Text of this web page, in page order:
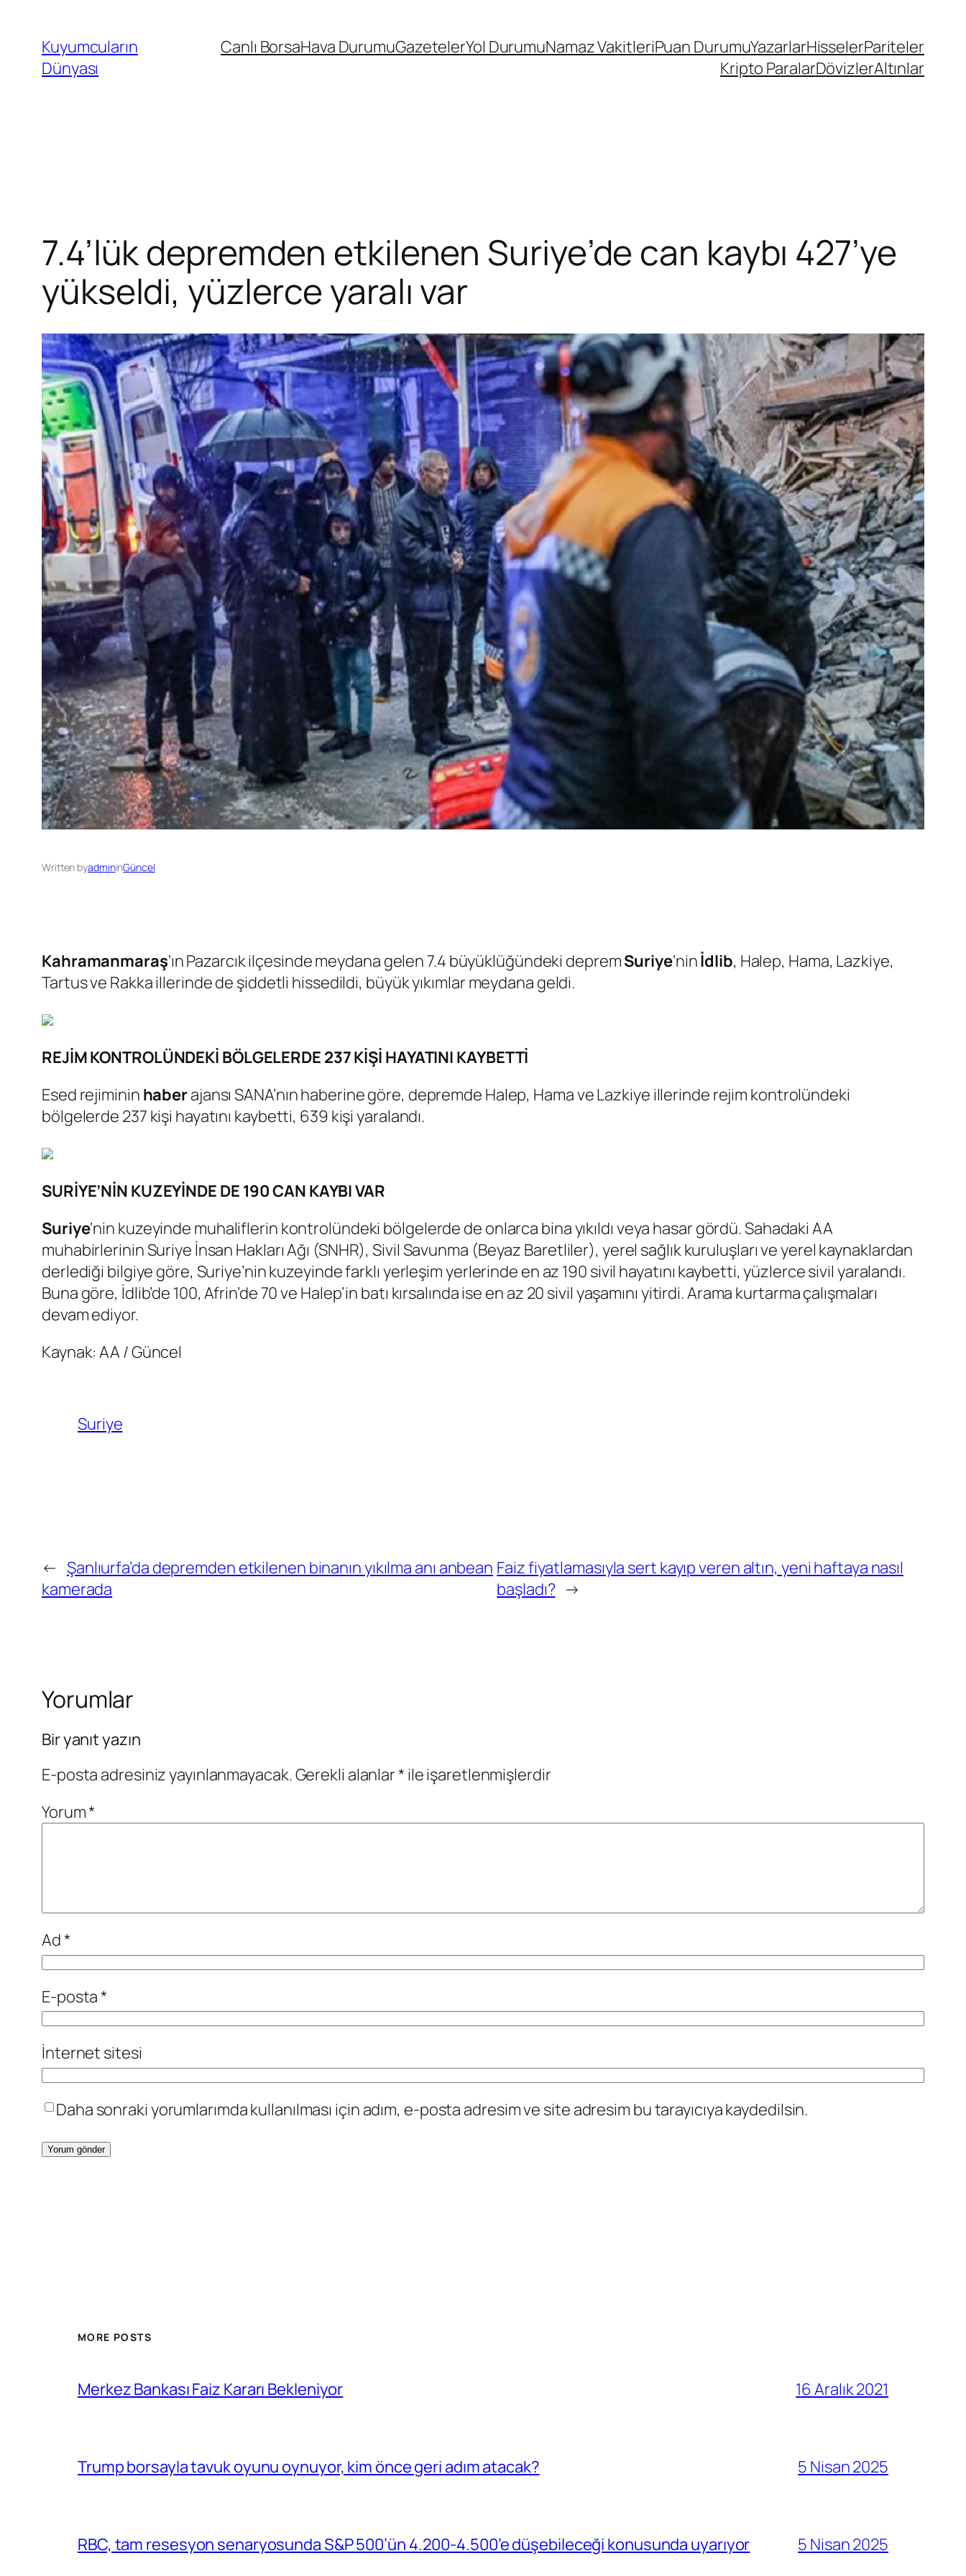
Kuyumcuların
Dünyası
Canlı BorsaHava DurumuGazetelerYol DurumuNamaz VakitleriPuan DurumuYazarlarHisselerPariteler
Kripto ParalarDövizlerAltınlar
7.4’lük depremden etkilenen Suriye’de can kaybı 427’ye
yükseldi, yüzlerce yaralı var
Written byadmininGüncel
Kahramanmaraş‘ın Pazarcık ilçesinde meydana gelen 7.4 büyüklüğündeki depremSuriye‘ninİdlib, Halep, Hama, Lazkiye,
Tartus ve Rakka illerinde de şiddetli hissedildi, büyük yıkımlar meydana geldi.
REJİM KONTROLÜNDEKİ BÖLGELERDE 237 KİŞİ HAYATINI KAYBETTİ
Esed rejiminin haberajansı SANA’nın haberine göre, depremde Halep, Hama ve Lazkiye illerinde rejim kontrolündeki
bölgelerde 237 kişi hayatını kaybetti, 639 kişi yaralandı.
SURİYE’NİN KUZEYİNDE DE 190 CAN KAYBI VAR
Suriye‘nin kuzeyinde muhaliflerin kontrolündeki bölgelerde de onlarca bina yıkıldı veya hasar gördü. Sahadaki AA
muhabirlerinin Suriye İnsan Hakları Ağı (SNHR), Sivil Savunma (Beyaz Baretliler), yerel sağlık kuruluşları ve yerel kaynaklardan
derlediği bilgiye göre, Suriye’nin kuzeyinde farklı yerleşim yerlerinde en az 190 sivil hayatını kaybetti, yüzlerce sivil yaralandı.
Buna göre, İdlib’de 100, Afrin’de 70 ve Halep’in batı kırsalında ise en az 20 sivil yaşamını yitirdi. Arama kurtarma çalışmaları
devam ediyor.
Kaynak: AA / Güncel
Suriye
← Şanlıurfa’da depremden etkilenen binanın yıkılma anı anbean
kamerada
Faiz fiyatlamasıyla sert kayıp veren altın, yeni haftaya nasıl
başladı? →
Yorumlar
Bir yanıt yazın
E-posta adresiniz yayınlanmayacak.Gerekli alanlar* ile işaretlenmişlerdir
Yorum*
Ad*
E-posta*
İnternet sitesi
Daha sonraki yorumlarımda kullanılması için adım, e-posta adresim ve site adresim bu tarayıcıya kaydedilsin.
MORE POSTS
Merkez Bankası Faiz Kararı Bekleniyor 16 Aralık 2021
Trump borsayla tavuk oyunu oynuyor, kim önce geri adım atacak? 5 Nisan 2025
RBC, tam resesyon senaryosunda S&P 500’ün 4.200-4.500’e düşebileceği konusunda uyarıyor 5 Nisan 2025